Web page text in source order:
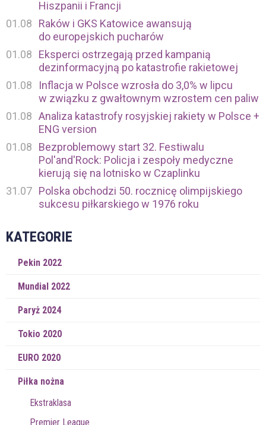
Hiszpanii i Francji
01.08
Raków i GKS Katowice awansują
do europejskich pucharów
01.08
Eksperci ostrzegają przed kampanią
dezinformacyjną po katastrofie rakietowej
01.08
Inflacja w Polsce wzrosła do 3,0% w lipcu
w związku z gwałtownym wzrostem cen paliw
01.08 Analiza katastrofy rosyjskiej rakiety w Polsce +
ENG version
01.08
Bezproblemowy start 32. Festiwalu
Pol'and'Rock: Policja i zespoły medyczne
kierują się na lotnisko w Czaplinku
31.07 Polska obchodzi 50. rocznicę olimpijskiego
sukcesu piłkarskiego w 1976 roku
KATEGORIE
Pekin 2022
Mundial 2022
Paryż 2024
Tokio 2020
EURO 2020
Piłka nożna
Ekstraklasa
Premier League